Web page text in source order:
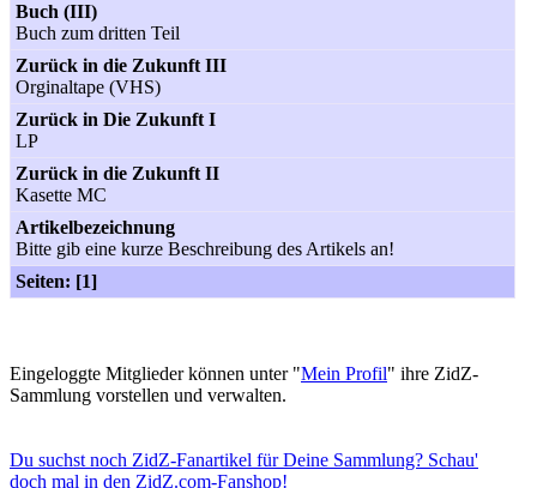
Buch (III)
Buch zum dritten Teil
Zurück in die Zukunft III
Orginaltape (VHS)
Zurück in Die Zukunft I
LP
Zurück in die Zukunft II
Kasette MC
Artikelbezeichnung
Bitte gib eine kurze Beschreibung des Artikels an!
Seiten: [1]
Eingeloggte Mitglieder können unter "Mein Profil" ihre ZidZ-
Sammlung vorstellen und verwalten.
Du suchst noch ZidZ-Fanartikel für Deine Sammlung? Schau'
doch mal in den ZidZ.com-Fanshop!